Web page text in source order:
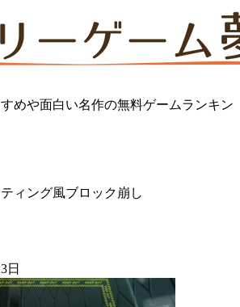
めや面白い名作の無料ゲームランキン
ィング風ブロック崩し
日